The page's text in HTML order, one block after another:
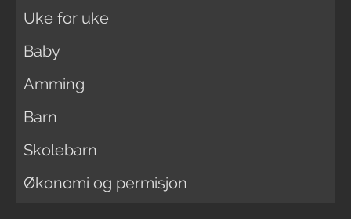
Uke for uke
Baby
Amming
Barn
Skolebarn
Økonomi og permisjon